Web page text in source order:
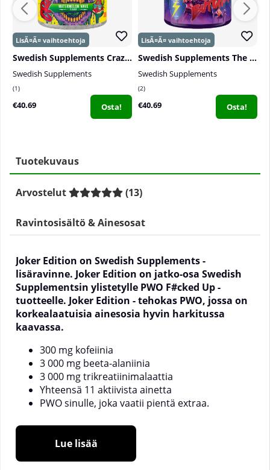
Swedish Supplements Crazy 8 NEW EDITION, 325 g
Swedish Supplements
1
€40.69 Osta!
Swedish Supplements The Butcher, 425 g
Swedish Supplements
2
€40.69 Osta!
Tuotekuvaus
Arvostelut (13)
Ravintosisältö & Ainesosat
Joker Edition on Swedish Supplements -
lisäravinne. Joker Edition on jatko-osa Swedish
Supplementsin ylistetylle PWO F#cked Up -
tuotteelle. Joker Edition - tehokas PWO, jossa on
korkealaatuisia ainesosia hyvin harkitussa
kaavassa.
300 mg kofeiinia
3 000 mg beeta-alaniinia
3 000 mg trikreatiinimalaattia
Yhteensä 11 aktiivista ainetta
PWO sinulle, joka vaatii pientä extraa.
F#cked Up Joker Edition on ravintolisä, joka on
keskittyen. F#cked Up on monien paras PWO
Lue lisää